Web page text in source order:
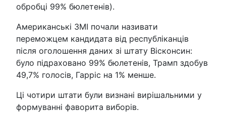
обробці 99% бюлетенів).
Американські ЗМІ почали називати
переможцем кандидата від республіканців
після оголошення даних зі штату Вісконсин:
було підраховано 99% бюлетенів, Трамп здобув
49,7% голосів, Гарріс на 1% менше.
Ці чотири штати були визнані вирішальними у
формуванні фаворита виборів.